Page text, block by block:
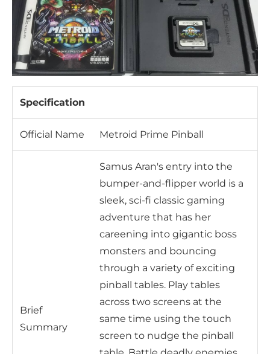
Specification
Official Name Metroid Prime Pinball
Brief
Summary
Samus Aran's entry into the
bumper-and-flipper world is a
sleek, sci-fi classic gaming
adventure that has her
careening into gigantic boss
monsters and bouncing
through a variety of exciting
pinball tables. Play tables
across two screens at the
same time using the touch
screen to nudge the pinball